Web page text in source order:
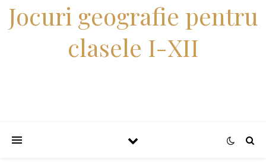
Jocuri geografie pentru
clasele I-XII